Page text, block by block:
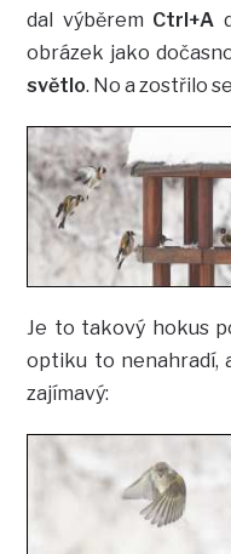
dal výběrem Ctrl+A
obrázek jako
světlo. No a zostřilo
Je to takový hokus
optiku to nenahradí,
zajímavý: